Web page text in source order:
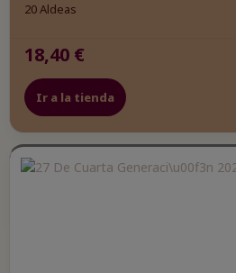
20 Aldeas
18,40 €
Ir a la tienda